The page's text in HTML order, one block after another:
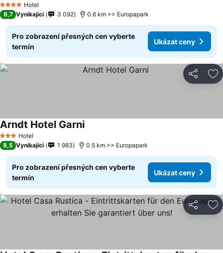
4 Počet hvězdiček
Hotel
8,7 Vynikající 3 092 0.6 km >> Europapark
Pro zobrazení přesných cen vyberte
termín
Ukázat ceny
Sdílet
3 Počet hvězdiček
Hotel
Arndt Hotel Garni
8,5 Vynikající 1 983 0.5 km >> Europapark
Pro zobrazení přesných cen vyberte
termín
Ukázat ceny
Sdílet